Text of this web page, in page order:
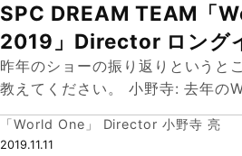
SPC DREAM TEAM「
2019」Director ロング
昨年のショーの振り返りというと
教えてください。 小野寺: 去年の
わって、川崎実行委員長が初めて
ンのオープニングでWorld O …
「World One」 Director 小野寺 亮
2019.11.11